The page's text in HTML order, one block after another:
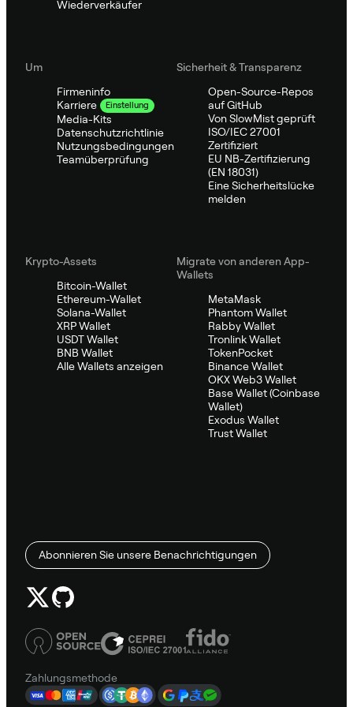
Wiederverkäufer
Um
Firmeninfo
Karriere
Einstellung
Media-Kits
Datenschutzrichtlinie
Nutzungsbedingungen
Teamüberprüfung
Sicherheit & Transparenz
Open-Source-Repos
auf GitHub
Von SlowMist geprüft
ISO/IEC 27001
Zertifiziert
EU NB-Zertifizierung
(EN 18031)
Eine Sicherheitslücke
melden
Krypto-Assets
Bitcoin-Wallet
Ethereum-Wallet
Solana-Wallet
XRP Wallet
USDT Wallet
BNB Wallet
Alle Wallets anzeigen
Migrate von anderen App-
Wallets
MetaMask
Phantom Wallet
Rabby Wallet
Tronlink Wallet
TokenPocket
Binance Wallet
OKX Web3 Wallet
Base Wallet (Coinbase
Wallet)
Exodus Wallet
Trust Wallet
Abonnieren Sie unsere Benachrichtigungen
Zahlungsmethode